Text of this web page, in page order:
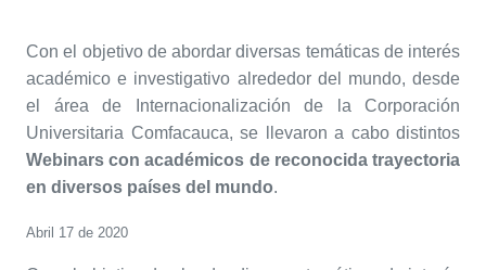
Con el objetivo de abordar diversas temáticas de interés
académico e investigativo alrededor del mundo, desde
el área de Internacionalización de la Corporación
Universitaria Comfacauca, se llevaron a cabo distintos
Webinars con académicos de reconocida trayectoria
en diversos países del mundo.
Abril 17 de 2020